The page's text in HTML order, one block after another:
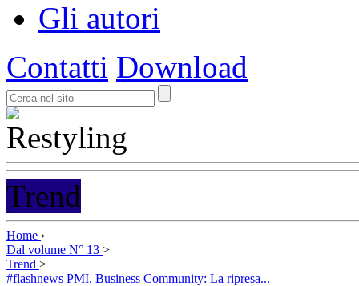
Gli autori
Contatti Download
Trend
Home ›
Dal volume N° 13 >
Trend >
#flashnews PMI, Business Community: La ripresa...